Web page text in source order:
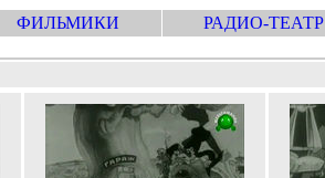
ФИЛЬМИКИ РАДИО-ТЕАТР